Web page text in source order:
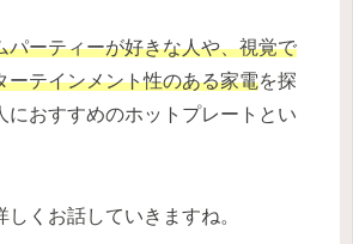
パーティーが好きな人や、視覚で
ーテインメント性のある家電を探
におすすめのホットプレートとい
くお話していきますね。